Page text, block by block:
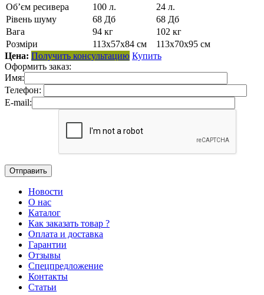
Об’єм ресивера 100 л.
24 л.
Рівень шуму
68 Дб
68 Дб
Вага
94 кг
102 кг
Розміри
113х57х84 см
113х70х95 см
Цена: Получить консультацию Купить
Оформить заказ:
Имя:
Телефон:
E-mail:
Новости
О нас
Каталог
Как заказать товар ?
Оплата и доставка
Гарантии
Отзывы
Спецпредложение
Контакты
Статьи